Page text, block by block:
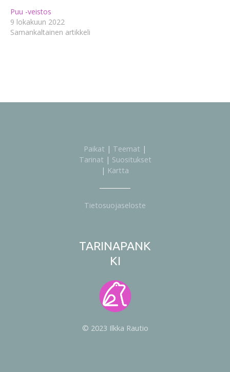
Puu -veistos
9 lokakuun 2022
Samankaltainen artikkeli
Paikat | Teemat |
Tarinat | Suositukset
| Kartta
Tietosuojaseloste
TARINAPANK
KI
© 2023 Ilkka Rautio